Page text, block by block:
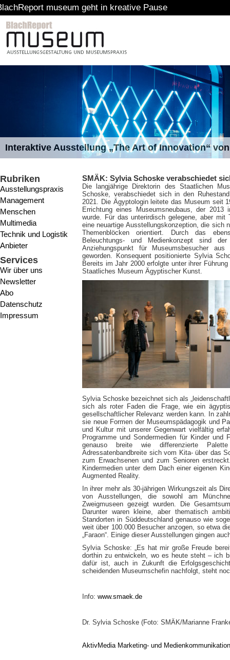
geht in kreative Pause
Interaktive Ausstellung „The Art of Innovation“
Rubriken
Ausstellungspraxis
Management
Menschen
Multimedia
Technik und Logistik
Anbieter
Services
Wir über uns
Newsletter
Abo
Datenschutz
Impressum
SMÄK: Sylvia Schoske verabschiedet
Die langjährige Direktorin des Staatlichen
Schoske, verabschiedet sich in den
2021. Die Ägyptologin leitete das Museum seit
Errichtung eines Museumsneubaus, der
wurde. Für das unterirdisch gelegene, aber
eine neuartige Ausstellungskonzeption, die sich
Themenblöcken orientiert. Durch das
Beleuchtungs- und Medienkonzept sind
Anziehungspunkt für Museumsbesucher
geworden. Konsequent positionierte Sylvia
Bereits im Jahr 2000 erfolgte unter ihrer
Staatliches Museum Ägyptischer Kunst.
Sylvia Schoske bezeichnet sich als
sich als roter Faden die Frage, wie ein
gesellschaftlicher Relevanz werden kann. In
sie neue Formen der Museumspädagogik und
und Kultur mit unserer Gegenwart vielfältig
Programme und Sondermedien für Kinder
genauso breite wie differenzierte Palette
Adressatenbandbreite sich vom Kita- über das
zum Erwachsenen und zum Senioren
Kindermedien unter dem Dach einer eigenen
Augmented Reality.
In ihrer mehr als 30-jährigen Wirkungszeit als
von Ausstellungen, die sowohl am
Zweigmuseen gezeigt wurden. Die
Darunter waren kleine, aber thematisch
Standorten in Süddeutschland genauso wie
weit über 100.000 Besucher anzogen, so etwa
„Faraon“. Einige dieser Ausstellungen gingen
Sylvia Schoske: „Es hat mir große Freude
dorthin zu entwickeln, wo es heute steht – ich
dafür ist, auch in Zukunft die
scheidenden Museumschefin nachfolgt, steht
Info: www.smaek.de
Dr. Sylvia Schoske (Foto: SMÄK/Marianne
AktivMedia Marketing- und